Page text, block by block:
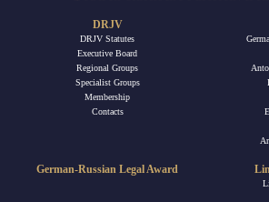
DRJV
DRJV Statutes
Executive Board
Regional Groups
Specialist Groups
Membership
Contacts
German-Russian Legal Award